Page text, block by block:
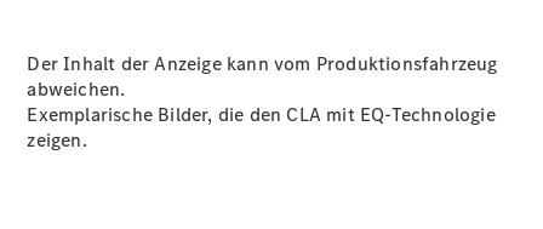
Der Inhalt der Anzeige kann vom Produktionsfahrzeug
abweichen.
Exemplarische Bilder, die den CLA mit EQ-Technologie
zeigen.